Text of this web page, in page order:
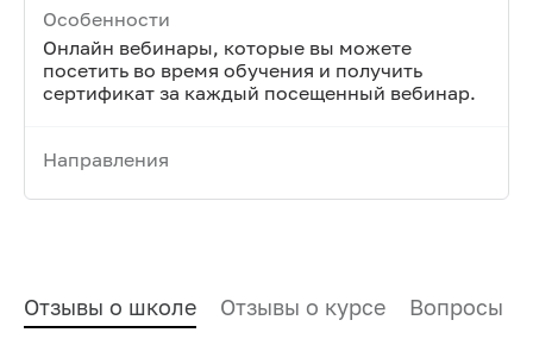
Особенности
Онлайн вебинары, которые вы можете
посетить во время обучения и получить
сертификат за каждый посещенный вебинар.
Направления
Отзывы о школе Отзывы о курсе Вопросы и